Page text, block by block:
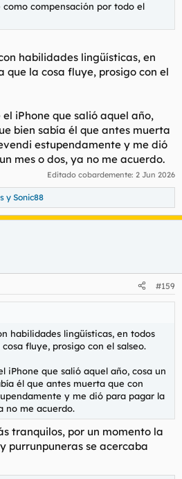
compensación por todo el
habilidades lingüísticas, en
que la cosa fluye, prosigo con el
iPhone que salió aquel año,
bien sabía él que antes muerta
estupendamente y me dió
mes o dos, ya no me acuerdo.
Editado cobardemente: 2 Jun 2026
y Sonic88
#159
habilidades lingüísticas, en todos
fluye, prosigo con el salseo.
iPhone que salió aquel año, cosa un
él que antes muerta que con
y me dió para pagar la
no me acuerdo.
tranquilos, por un momento la
purrunpuneras se acercaba